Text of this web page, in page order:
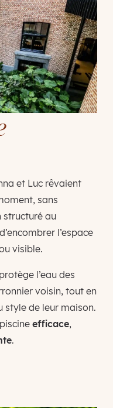
et Luc rêvaient
sans
structuré au
l’espace
visible.
l’eau des
voisin, tout en
style de leur maison.
efficace,
.